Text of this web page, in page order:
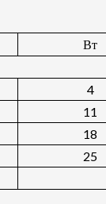
Вт
4
11
18
25